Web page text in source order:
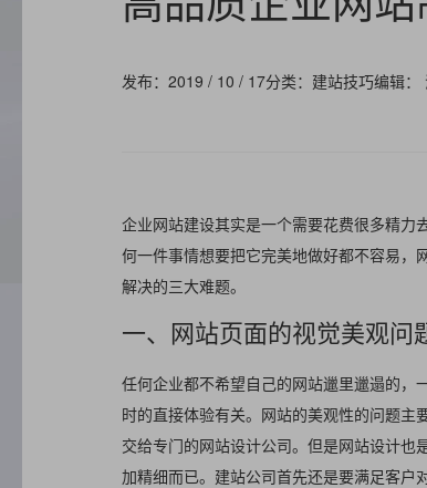
发布：2019 / 10 / 17分类：建站技巧编辑：
企业网站建设其实是一个需要花费很多精力
何一件事情想要把它完美地做好都不容易，
解决的三大难题。
一、网站页面的视觉美观问
任何企业都不希望自己的网站邋里邋遢的，
时的直接体验有关。网站的美观性的问题
交给专门的网站设计公司。但是网站设计也
加精细而已。建站公司首先还是要满足客户